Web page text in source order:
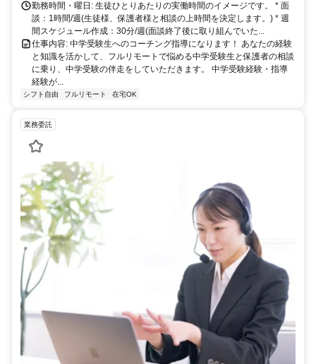
勤務時間・曜日: 生徒ひとりあたりの実働時間のイメージです。 * 面
談：1時間/週(生徒様、保護者様と相談の上時間を決定します。) * 週
間スケジュール作成：30分/週(面談終了後に取り組んでいた...
仕事内容: 中学受験生へのコーチング指導になります！ あなたの経験
と知識を活かして、フルリモートで悩める中学受験生と保護者の相談
に乗り、中学受験の伴走をしていただきます。 中学受験経験・指導
経験が...
シフト自由 フルリモート 在宅OK
業務委託